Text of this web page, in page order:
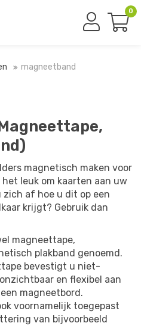
0
magneetband
magnetisch maken voor
leuk om kaarten aan uw
af hoe u dit op een
krijgt? Gebruik dan
magneettape,
plakband genoemd.
bevestigt u niet-
en flexibel aan
magneetbord.
voornamelijk toegepast
van bijvoorbeeld